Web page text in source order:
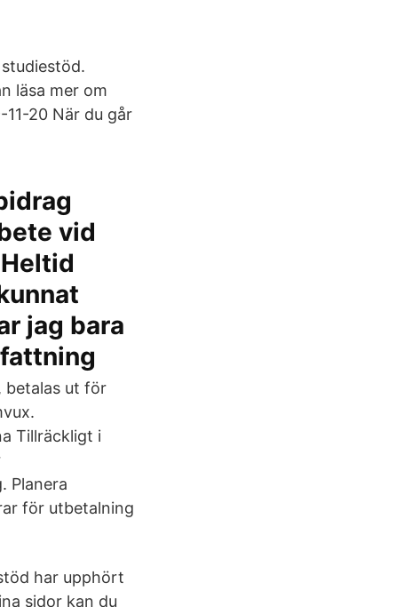
läsa mer om
20 När du går
vid
jag bara
betalas ut för
Tillräckligt i
Planera
för utbetalning
har upphört
sidor kan du